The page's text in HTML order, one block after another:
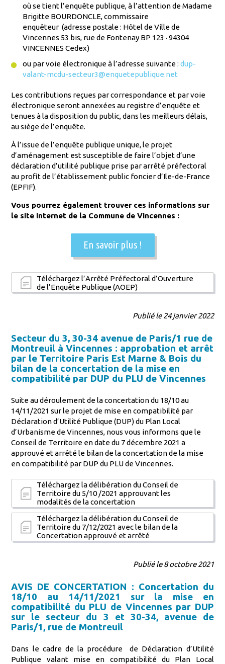
où se tient l’enquête publique, à l’attention de Madame
Brigitte BOURDONCLE, commissaire
enquêteur (adresse postale : Hôtel de Ville de
Vincennes 53 bis, rue de Fontenay BP 123 · 94304
VINCENNES Cedex)
ou par voie électronique à l’adresse suivante :dup-
valant-mcdu-secteur3@enquetepublique.net
Les contributions reçues par correspondance et par voie
électronique seront annexées au registre d’enquête et
tenues à la disposition du public, dans les meilleurs délais,
au siège de l’enquête.
À l’issue de l’enquête publique unique, le projet
d’aménagement est susceptible de faire l’objet d’une
déclaration d’utilité publique prise par arrêté préfectoral
au profit de l’établissement public foncier d’Ile-de-France
(EPFIF).
Vous pourrez également trouver ces informations sur
le site internet de la Commune de Vincennes :
En savoir plus !
Téléchargez l’Arrêté Préfectoral d’Ouverture
de l’Enquête Publique (AOEP)
Publié le 24 janvier 2022
Secteur du 3, 30-34 avenue de Paris/1 rue de
Montreuil à Vincennes : approbation et arrêt
par le Territoire Paris Est Marne & Bois du
bilan de la concertation de la mise en
compatibilité par DUP du PLU de Vincennes
Suite au déroulement de la concertation du 18/10 au
14/11/2021 sur le projet de mise en compatibilité par
Déclaration d’Utilité Publique (DUP) du Plan Local
d’Urbanisme de Vincennes, nous vous informons que le
Conseil de Territoire en date du 7 décembre 2021 a
approuvé et arrêté le bilan de la concertation de la mise
en compatibilité par DUP du PLU de Vincennes.
Téléchargez la délibération du Conseil de
Territoire du 5/10 /2021 approuvant les
modalités de la concertation
Téléchargez la délibération du Conseil de
Territoire du 7/12/2021 avec le bilan de la
Concertation approuvé et arrêté
Publié le 8 octobre 2021
AVIS DE CONCERTATION : Concertation du
18/10 au 14/11/2021 sur la mise en
compatibilité du PLU de Vincennes par DUP
sur le secteur du 3 et 30-34, avenue de
Paris/1, rue de Montreuil
Dans le cadre de la procédure de Déclaration d’Utilité
Publique valant mise en compatibilité du Plan Local